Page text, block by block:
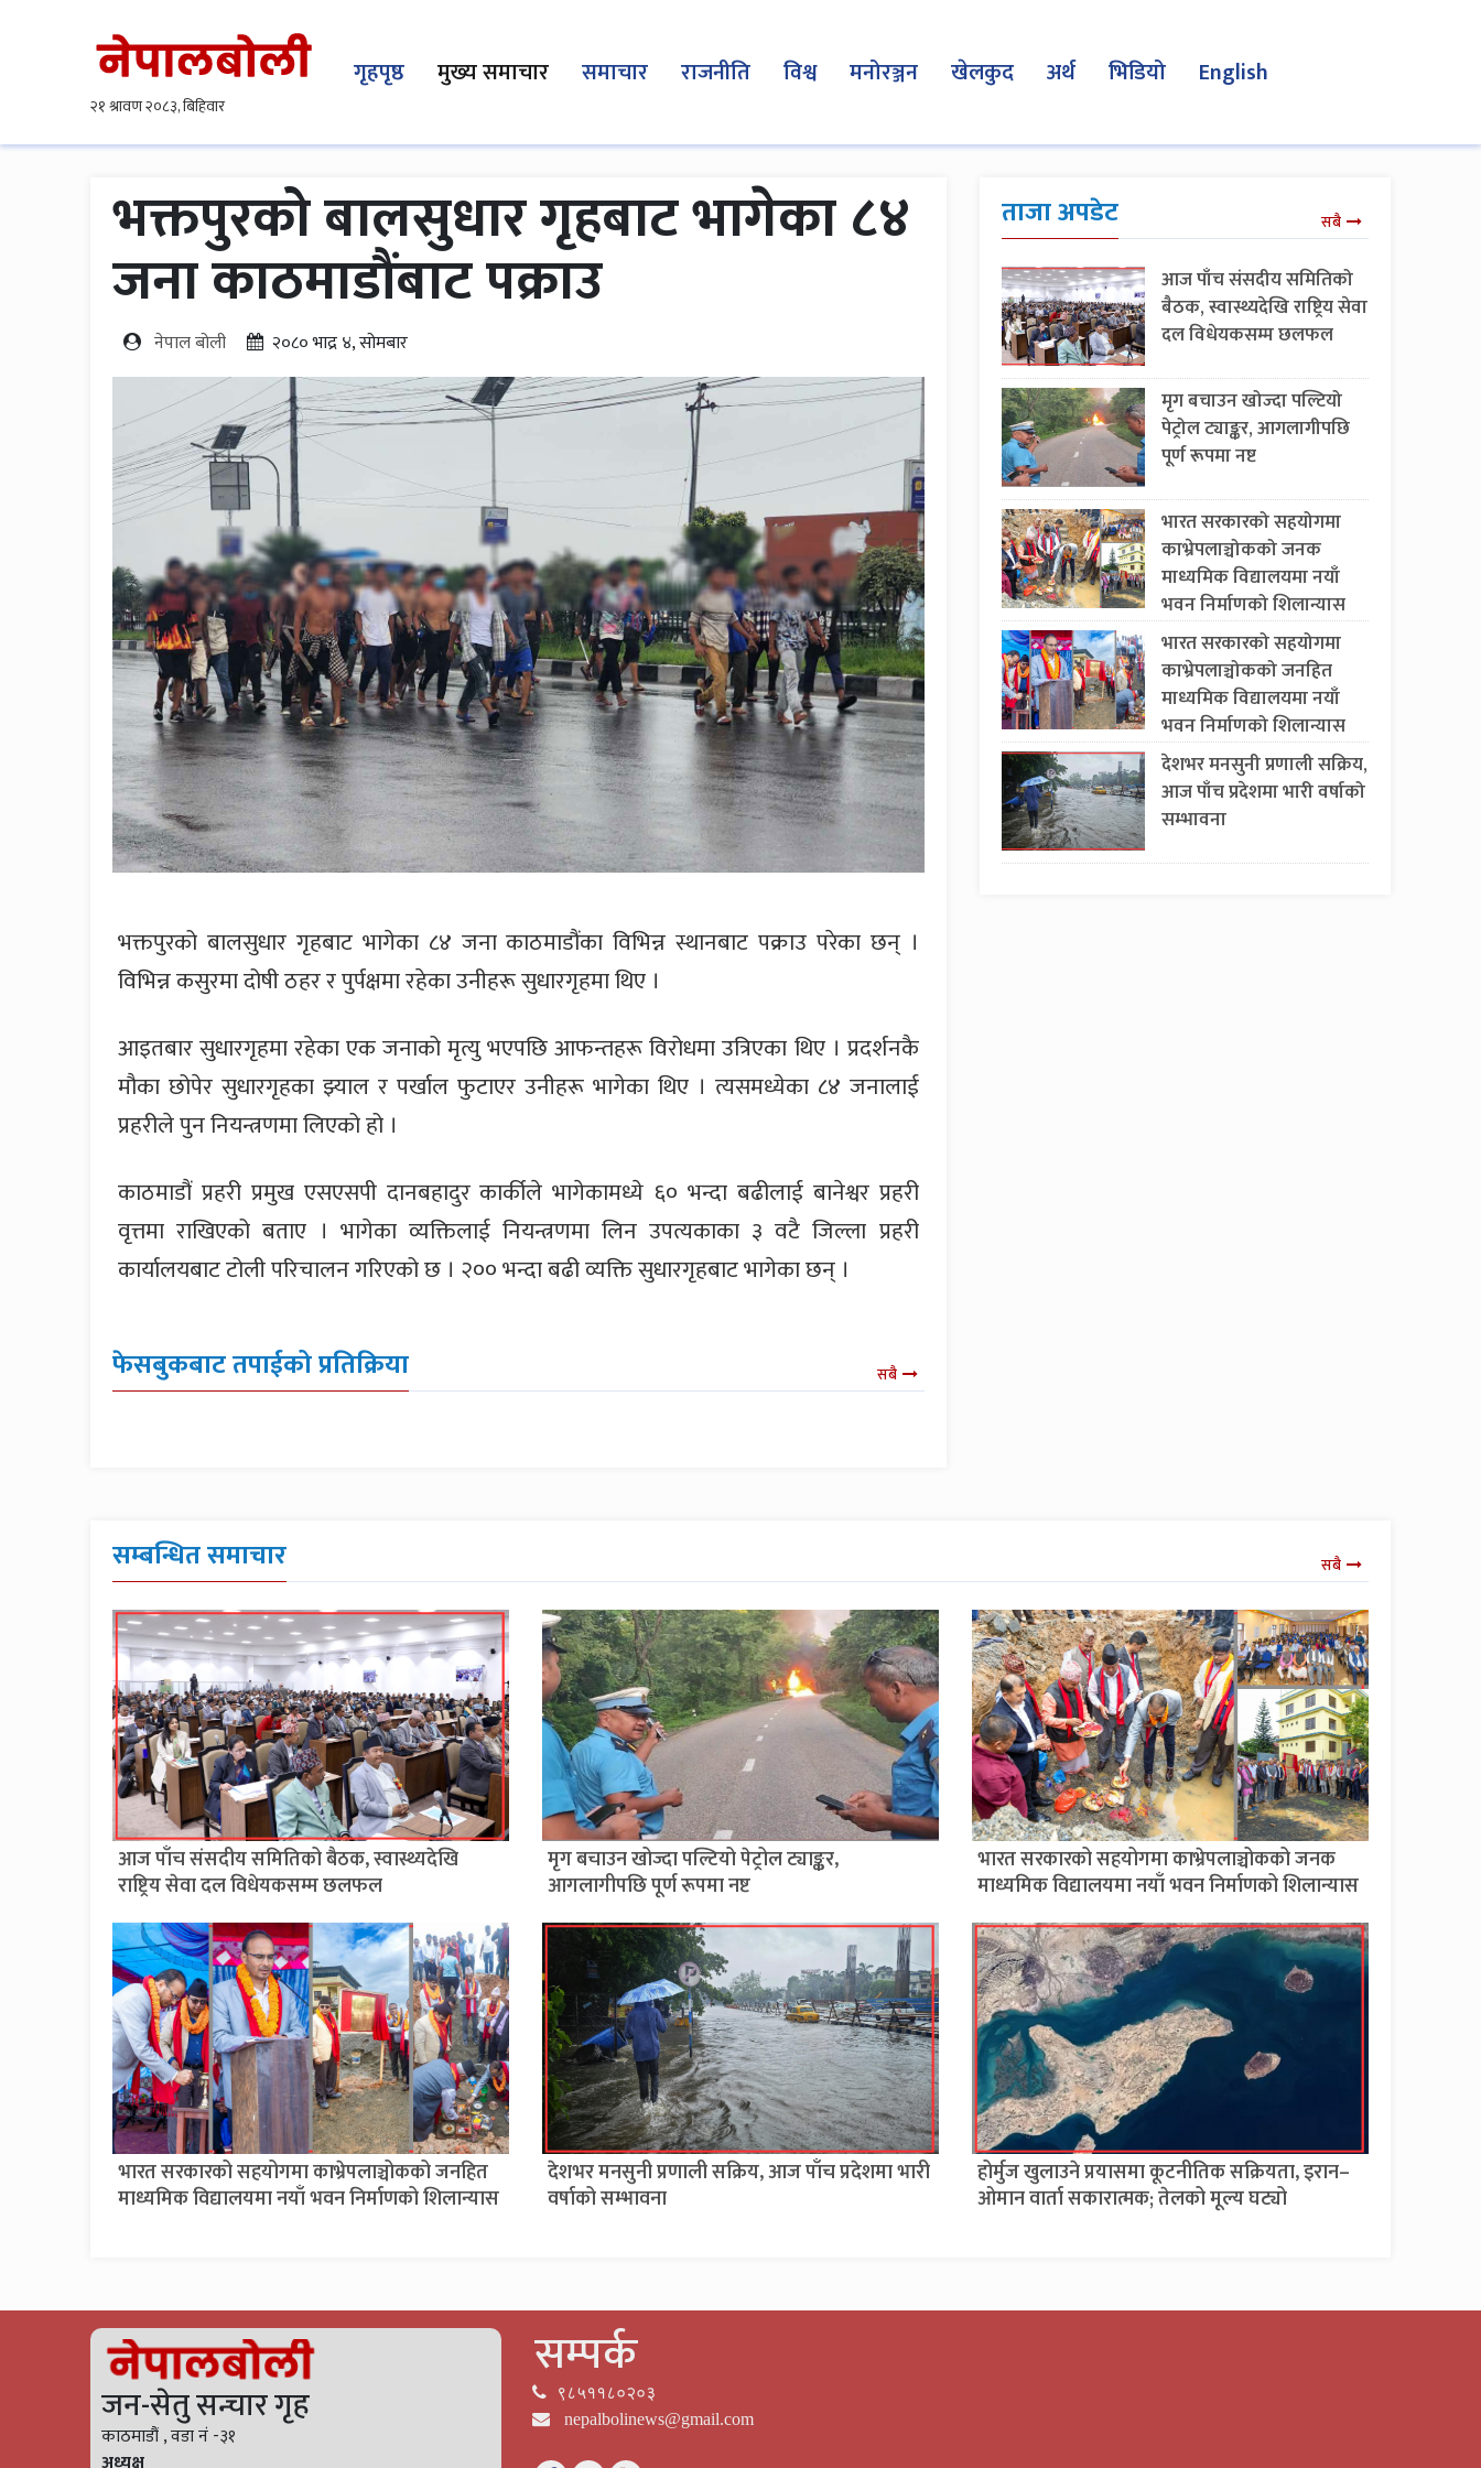
गृहपृष्ठ मुख्य समाचार समाचार राजनीति विश्व मनोरञ्जन खेलकुद अर्थ भिडियो English
भक्तपुरको बालसुधार गृहबाट भागेका ८४
जना काठमाडौंबाट पक्राउ
नेपाल बोली २०८० भाद्र ४, सोमबार
भक्तपुरको बालसुधार गृहबाट भागेका ८४ जना काठमाडौंका विभिन्न स्थानबाट पक्राउ परेका छन् ।
विभिन्न कसुरमा दोषी ठहर र पुर्पक्षमा रहेका उनीहरू सुधारगृहमा थिए ।
आइतबार सुधारगृहमा रहेका एक जनाको मृत्यु भएपछि आफन्तहरू विरोधमा उत्रिएका थिए । प्रदर्शनकै
मौका छोपेर सुधारगृहका झ्याल र पर्खाल फुटाएर उनीहरू भागेका थिए । त्यसमध्येका ८४ जनालाई
प्रहरीले पुन नियन्त्रणमा लिएको हो ।
काठमाडौं प्रहरी प्रमुख एसएसपी दानबहादुर कार्कीले भागेकामध्ये ६० भन्दा बढीलाई बानेश्वर प्रहरी
वृत्तमा राखिएको बताए । भागेका व्यक्तिलाई नियन्त्रणमा लिन उपत्यकाका ३ वटै जिल्ला प्रहरी
कार्यालयबाट टोली परिचालन गरिएको छ । २०० भन्दा बढी व्यक्ति सुधारगृहबाट भागेका छन् ।
फेसबुकबाट तपाईको प्रतिक्रिया सबै
ताजा अपडेट सबै
आज पाँच संसदीय समितिको
बैठक, स्वास्थ्यदेखि राष्ट्रिय सेवा
दल विधेयकसम्म छलफल
मृग बचाउन खोज्दा पल्टियो
पेट्रोल ट्याङ्कर, आगलागीपछि
पूर्ण रूपमा नष्ट
भारत सरकारको सहयोगमा
काभ्रेपलाञ्चोकको जनक
माध्यमिक विद्यालयमा नयाँ
भवन निर्माणको शिलान्यास
भारत सरकारको सहयोगमा
काभ्रेपलाञ्चोकको जनहित
माध्यमिक विद्यालयमा नयाँ
भवन निर्माणको शिलान्यास
देशभर मनसुनी प्रणाली सक्रिय,
आज पाँच प्रदेशमा भारी वर्षाको
सम्भावना
सम्बन्धित समाचार सबै
आज पाँच संसदीय समितिको बैठक, स्वास्थ्यदेखि
राष्ट्रिय सेवा दल विधेयकसम्म छलफल
मृग बचाउन खोज्दा पल्टियो पेट्रोल ट्याङ्कर,
आगलागीपछि पूर्ण रूपमा नष्ट
भारत सरकारको सहयोगमा काभ्रेपलाञ्चोकको जनक
माध्यमिक विद्यालयमा नयाँ भवन निर्माणको शिलान्यास
भारत सरकारको सहयोगमा काभ्रेपलाञ्चोकको जनहित
माध्यमिक विद्यालयमा नयाँ भवन निर्माणको शिलान्यास
देशभर मनसुनी प्रणाली सक्रिय, आज पाँच प्रदेशमा भारी
वर्षाको सम्भावना
होर्मुज खुलाउने प्रयासमा कूटनीतिक सक्रियता, इरान–
ओमान वार्ता सकारात्मक; तेलको मूल्य घट्यो
जन-सेतु सन्चार गृह
काठमाडौं , वडा नं -३१
सम्पर्क
९८५११८०२०३
nepalbolinews@gmail.com